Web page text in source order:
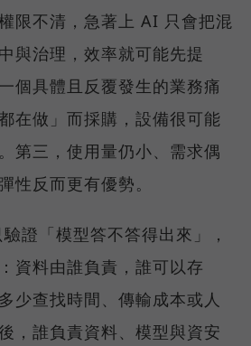
限不清，急著上 AI 只會把混
與治理，效率就可能先提
個具體且反覆發生的業務痛
在做」而採購，設備很可能
第三，使用量仍小、需求偶
性反而更有優勢。
證「模型答不答得出來」，
資料由誰負責，誰可以存
少查找時間、傳輸成本或人
，誰負責資料、模型與資安